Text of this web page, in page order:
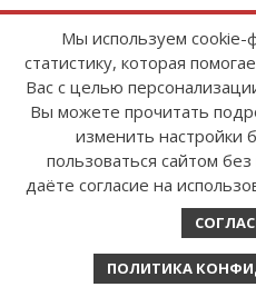
Copyright ©
серия Эл №
Мы используем cookie-
статистику, которая
Вас с целью
Вы можете прочитать
изменить настройки
пользоваться сайтом
даёте согласие на
ПОЛИТИКА